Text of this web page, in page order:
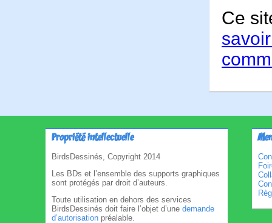
Ce
Propriété intellectuelle
BirdsDessinés, Copyright 2014
Les BDs et l’ensemble des supports graphiques
sont protégés par droit d’auteurs.
Toute utilisation en dehors des services
BirdsDessinés doit faire l’objet d’une demande
d’autorisation préalable.